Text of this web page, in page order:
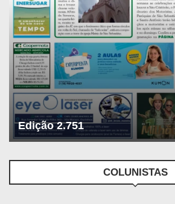
Edição 2.751
COLUNISTAS